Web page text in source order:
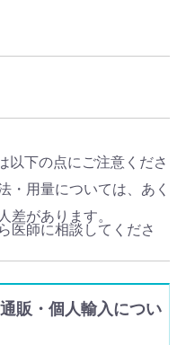
以下の点にご注意くださ
・用量については、あく
差があります。
医師に相談してくださ
販・個人輸入につい